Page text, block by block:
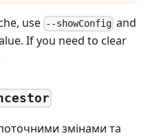
use --showConfig and
If you need to clear
змінами та